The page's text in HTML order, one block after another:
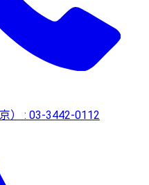
） : 03-3442-0112